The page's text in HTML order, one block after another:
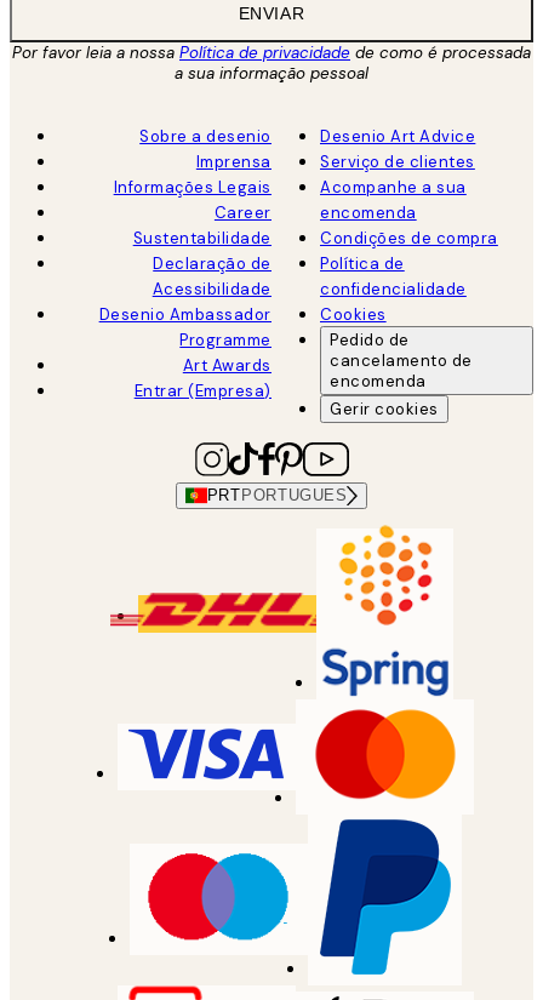
ENVIAR
Por favor leia a nossa Política de privacidade de como é processada
a sua informação pessoal
Sobre a desenio
Imprensa
Informações Legais
Career
Sustentabilidade
Declaração de
Acessibilidade
Desenio Ambassador
Programme
Art Awards
Entrar (Empresa)
Desenio Art Advice
Serviço de clientes
Acompanhe a sua
encomenda
Condições de compra
Política de
confidencialidade
Cookies
Pedido de
cancelamento de
encomenda
Gerir cookies
PRT PORTUGUES